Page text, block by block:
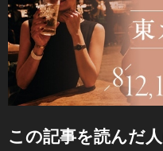
この記事を読んだ